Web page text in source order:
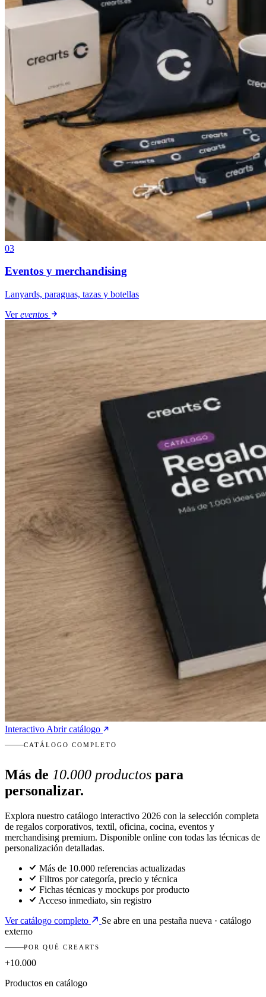
03
Eventos y merchandising
Lanyards, paraguas, tazas y botellas
Vereventos
Interactivo Abrir catálogo
CATÁLOGO COMPLETO
Más de 10.000 productos para
personalizar.
Explora nuestro catálogo interactivo 2026 con la selección completa
de regalos corporativos, textil, oficina, cocina, eventos y
merchandising premium. Disponible online con todas las técnicas de
personalización detalladas.
Más de 10.000 referencias actualizadas
Filtros por categoría, precio y técnica
Fichas técnicas y mockups por producto
Acceso inmediato, sin registro
Ver catálogo completo
Se abre en una pestaña nueva · catálogo
externo
POR QUÉ CREARTS
+10.000
Productos en catálogo